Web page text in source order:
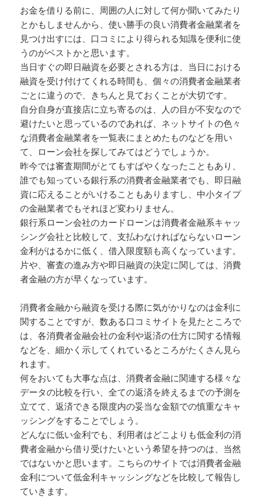
お金を借りる前に、周囲の人に対して何か聞いてみたり
とかもしませんから、使い勝手の良い消費者金融業者を
見つけ出すには、口コミにより得られる知識を便利に使
うのがベストかと思います。
当日すぐの即日融資を必要とされる方は、当日における
融資を受け付けてくれる時間も、個々の消費者金融業者
ごとに違うので、きちんと見ておくことが大切です。
自分自身が直接店に立ち寄るのは、人の目が不安なので
避けたいと思っているのであれば、ネットサイトの色々
な消費者金融業者を一覧表にまとめたものなどを用い
て、ローン会社を探してみてはどうでしょうか。
昨今では審査期間がとてもすばやくなったこともあり、
誰でも知っている銀行系の消費者金融業者でも、即日融
資に応えることがいけることもありますし、中小タイプ
の金融業者でもそれほど変わりません。
銀行系ローン会社のカードローンは消費者金融系キャッ
シング会社と比較して、支払わなければならないローン
金利がはるかに低く、借入限度額も高くなっています。
片や、審査の進み方や即日融資の決定に関しては、消費
者金融の方が早くなっています。
消費者金融から融資を受ける際に気がかりなのは金利に
関することですが、数ある口コミサイトを見たところで
は、各消費者金融会社の金利や返済の仕方に関する情報
などを、細かく示してくれているところがたくさん見ら
れます。
何をおいても大事な点は、消費者金融に関連する様々な
データの比較を行い、全ての返済を終えるまでの予測を
立てて、返済できる限度内の妥当な金額での慎重なキャ
ッシングをすることでしょう。
どんなに低い金利でも、利用者はどこよりも低金利の消
費者金融から借り受けたいという希望を持つのは、当然
ではないかと思います。こちらのサイトでは消費者金融
金利について低金利キャッシングなどを比較して報告し
ていきます。